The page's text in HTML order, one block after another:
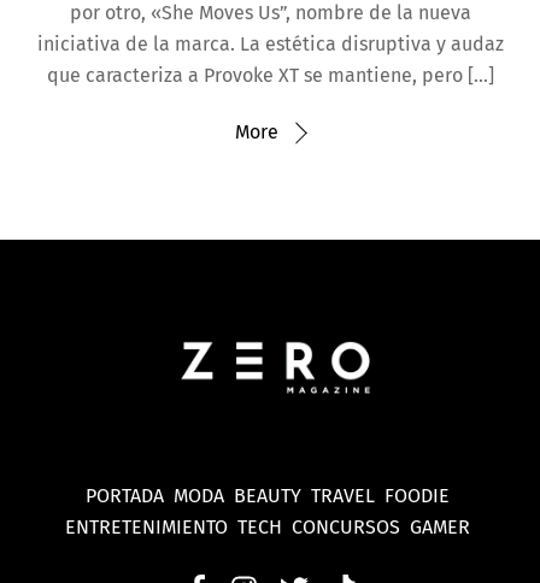
por otro, «She Moves Us”, nombre de la nueva
iniciativa de la marca. La estética disruptiva y audaz
que caracteriza a Provoke XT se mantiene, pero […]
More
PORTADA MODA BEAUTY TRAVEL FOODIE
ENTRETENIMIENTO TECH CONCURSOS GAMER